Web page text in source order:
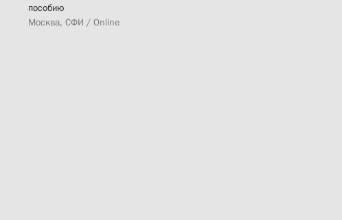
пособию
Москва, СФИ / Online